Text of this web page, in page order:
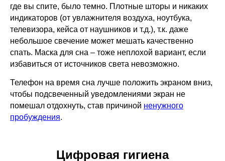
где вы спите, было темно. Плотные шторы и никаких
индикаторов (от увлажнителя воздуха, ноутбука,
телевизора, кейса от наушников и т.д.), т.к. даже
небольшое свечение может мешать качественно
спать. Маска для сна – тоже неплохой вариант, если
избавиться от источников света невозможно.
Телефон на время сна лучше положить экраном вниз,
чтобы подсвеченный уведомлениями экран не
помешал отдохнуть, став причиной ненужного
пробуждения.
Цифровая гигиена